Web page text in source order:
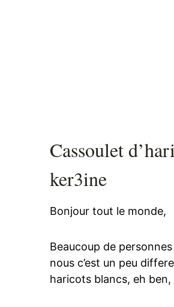
Cassoulet
ker3ine
Bonjour tout le monde,
Beaucoup de
nous c’est un peu
haricots blancs, eh ben,